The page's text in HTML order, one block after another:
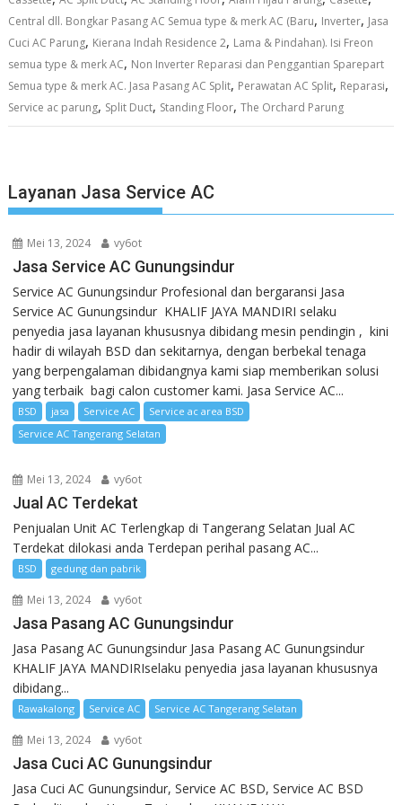
Central dll. Bongkar Pasang AC Semua type & merk AC (Baru, Inverter, Jasa
Cuci AC Parung, Kierana Indah Residence 2, Lama & Pindahan). Isi Freon
semua type & merk AC, Non Inverter Reparasi dan Penggantian Sparepart
Semua type & merk AC. Jasa Pasang AC Split, Perawatan AC Split, Reparasi,
Service ac parung, Split Duct, Standing Floor,The Orchard Parung
Layanan Jasa Service AC
Mei 13, 2024 vy6ot
Jasa Service AC Gunungsindur
Service AC Gunungsindur Profesional dan bergaransi Jasa
Service AC Gunungsindur KHALIF JAYA MANDIRI selaku
penyedia jasa layanan khususnya dibidang mesin pendingin , kini
hadir di wilayah BSD dan sekitarnya, dengan berbekal tenaga
yang berpengalaman dibidangnya kami siap memberikan solusi
yang terbaik bagi calon customer kami. Jasa Service AC...
BSD jasa Service AC
Service ac area BSD
Service AC Tangerang Selatan
Mei 13, 2024 vy6ot
Jual AC Terdekat
Penjualan Unit AC Terlengkap di Tangerang Selatan Jual AC
Terdekat dilokasi anda Terdepan perihal pasang AC...
BSD gedung dan pabrik
Mei 13, 2024 vy6ot
Jasa Pasang AC Gunungsindur
Jasa Pasang AC Gunungsindur Jasa Pasang AC Gunungsindur
KHALIF JAYA MANDIRIselaku penyedia jasa layanan khususnya
dibidang...
Rawakalong Service AC Service AC Tangerang Selatan
Mei 13, 2024 vy6ot
Jasa Cuci AC Gunungsindur
Jasa Cuci AC Gunungsindur, Service AC BSD, Service AC BSD